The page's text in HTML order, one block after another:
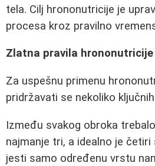
tela. Cilj hrononutricije je
procesa kroz pravilno
Zlatna pravila hrononutricije
Za uspešnu primenu
pridržavati se nekoliko
Između svakog obroka
najmanje tri, a idealno je četiri
jesti samo određenu vrstu